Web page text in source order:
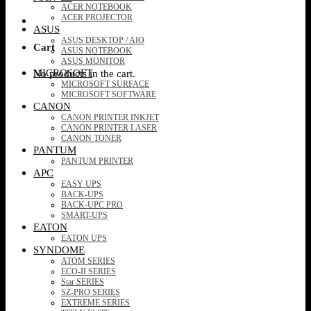
Cart
No products in the cart.
ACER NOTEBOOK
ACER PROJECTOR
ASUS
ASUS DESKTOP / AIO
ASUS NOTEBOOK
ASUS MONITOR
MICROSOFT
MICROSOFT SURFACE
MICROSOFT SOFTWARE
CANON
CANON PRINTER INKJET
CANON PRINTER LASER
CANON TONER
PANTUM
PANTUM PRINTER
APC
EASY UPS
BACK-UPS
BACK-UPC PRO
SMART-UPS
EATON
EATON UPS
SYNDOME
ATOM SERIES
ECO-II SERIES
Star SERIES
SZ-PRO SERIES
EXTREME SERIES